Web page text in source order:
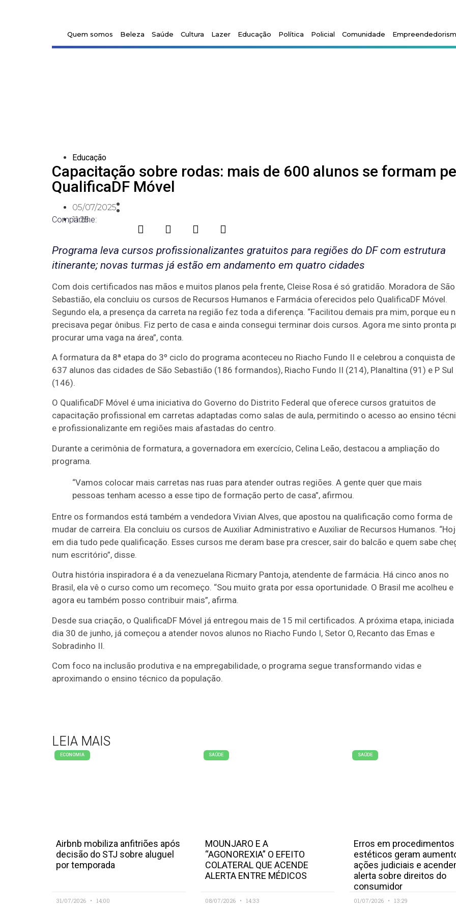
Quem somos Beleza Saúde Cultura Lazer Educação Política Policial Comunidade
Educação
Capacitação sobre rodas: mais de 600 alunos se formam
QualificaDF Móvel
05/07/2025
11:25
Compartilhe:
Programa leva cursos profissionalizantes gratuitos para regiões do DF com estrutura
itinerante; novas turmas já estão em andamento em quatro cidades
Com dois certificados nas mãos e muitos planos pela frente, Cleise Rosa é só gratidão. Moradora de São
Sebastião, ela concluiu os cursos de Recursos Humanos e Farmácia oferecidos pelo QualificaDF Móvel.
Segundo ela, a presença da carreta na região fez toda a diferença. “Facilitou demais pra mim, porque eu
precisava pegar ônibus. Fiz perto de casa e ainda consegui terminar dois cursos. Agora me sinto pronta
procurar uma vaga na área”, conta.
A formatura da 8ª etapa do 3º ciclo do programa aconteceu no Riacho Fundo II e celebrou a conquista de
637 alunos das cidades de São Sebastião (186 formandos), Riacho Fundo II (214), Planaltina (91) e P Sul
(146).
O QualificaDF Móvel é uma iniciativa do Governo do Distrito Federal que oferece cursos gratuitos de
capacitação profissional em carretas adaptadas como salas de aula, permitindo o acesso ao ensino
e profissionalizante em regiões mais afastadas do centro.
Durante a cerimônia de formatura, a governadora em exercício, Celina Leão, destacou a ampliação do
programa.
“Vamos colocar mais carretas nas ruas para atender outras regiões. A gente quer que mais
pessoas tenham acesso a esse tipo de formação perto de casa”, afirmou.
Entre os formandos está também a vendedora Vivian Alves, que apostou na qualificação como forma de
mudar de carreira. Ela concluiu os cursos de Auxiliar Administrativo e Auxiliar de Recursos Humanos.
em dia tudo pede qualificação. Esses cursos me deram base pra crescer, sair do balcão e quem sabe
num escritório”, disse.
Outra história inspiradora é a da venezuelana Ricmary Pantoja, atendente de farmácia. Há cinco anos no
Brasil, ela vê o curso como um recomeço. “Sou muito grata por essa oportunidade. O Brasil me acolheu e
agora eu também posso contribuir mais”, afirma.
Desde sua criação, o QualificaDF Móvel já entregou mais de 15 mil certificados. A próxima etapa, iniciada
dia 30 de junho, já começou a atender novos alunos no Riacho Fundo I, Setor O, Recanto das Emas e
Sobradinho II.
Com foco na inclusão produtiva e na empregabilidade, o programa segue transformando vidas e
aproximando o ensino técnico da população.
LEIA MAIS
ECONOMIA
Airbnb mobiliza anfitriões após
decisão do STJ sobre aluguel
por temporada
31/07/2026 14:00
SAÚDE
MOUNJARO E A
“AGONOREXIA” O EFEITO
COLATERAL QUE ACENDE
ALERTA ENTRE MÉDICOS
08/07/2026 14:33
SAÚDE
Erros em procedimentos
estéticos geram
ações judiciais e
alerta sobre direitos do
consumidor
01/07/2026 13:29